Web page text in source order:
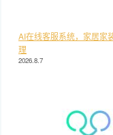
AI在线客服系统，家居家
理
2026.8.7